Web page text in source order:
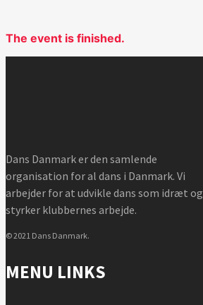
The event is finished.
Dans Danmark er den samlende
organisation for al dans i Danmark. Vi
arbejder for at udvikle dans som idræt og
styrker klubbernes arbejde.
© 2021 Dans Danmark.
MENU LINKS